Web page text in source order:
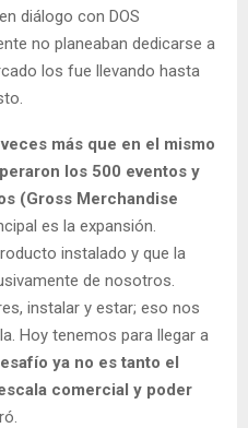
diálogo con DOS
no planeaban dedicarse a
los fue llevando hasta
más que en el mismo
los 500 eventos y
(Gross Merchandise
es la expansión.
instalado y que la
de nosotros.
instalar y estar; eso nos
Hoy tenemos para llegar a
ya no es tanto el
comercial y poder